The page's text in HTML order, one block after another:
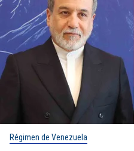
Régimen de Venezuela